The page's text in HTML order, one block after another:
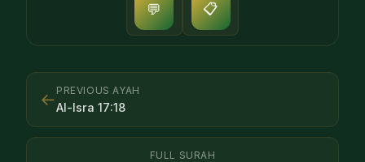
💬 📋
← PREVIOUS AYAH
Al-Isra 17:18
FULL SURAH